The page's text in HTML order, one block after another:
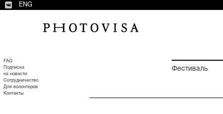
ENG
Фестиваль
FAQ
Подписка
на новости
Сотрудничество
Для волонтеров
Контакты